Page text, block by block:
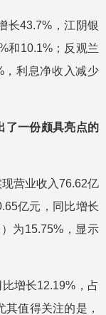
长43.7%，江阴银
和10.1%；反观兰
，利息净收入减少
了一份颇具亮点的
营业收入76.62亿
亿元，同比增长
为15.75%，显示
增长12.19%，占
值得关注的是，